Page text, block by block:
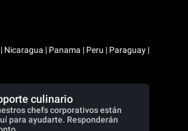
Nicaragua | Panama | Peru | Paraguay |
culinario
chefs corporativos están
para ayudarte. Responderán